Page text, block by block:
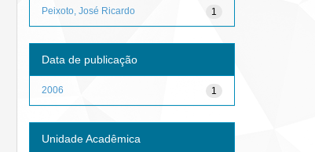
1
Peixoto, José Ricardo
Data de publicação
1
2006
Unidade Acadêmica